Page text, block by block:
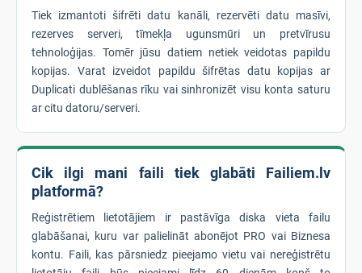
Tiek izmantoti šifrēti datu kanāli, rezervēti datu masīvi,
rezerves serveri, tīmekļa ugunsmūri un pretvīrusu
tehnoloģijas. Tomēr jūsu datiem netiek veidotas papildu
kopijas. Varat izveidot papildu šifrētas datu kopijas ar
Duplicati dublēšanas rīku vai sinhronizēt visu konta saturu
ar citu datoru/serveri.
Cik ilgi mani faili tiek glabāti Failiem.lv
platformā?
Reģistrētiem lietotājiem ir pastāvīga diska vieta failu
glabāšanai, kuru var palielināt abonējot PRO vai Biznesa
kontu. Faili, kas pārsniedz pieejamo vietu vai nereģistrētu